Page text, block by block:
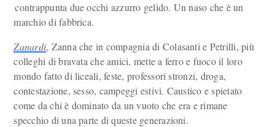
contrappunta due occhi azzurro gelido. Un naso che è un
marchio di fabbrica.
Zanardi, Zanna che in compagnia di Colasanti e Petrilli, più
colleghi di bravata che amici, mette a ferro e fuoco il loro
mondo fatto di liceali, feste, professori stronzi, droga,
contestazione, sesso, campeggi estivi. Caustico e spietato
come da chi è dominato da un vuoto che era e rimane
specchio di una parte di queste generazioni.